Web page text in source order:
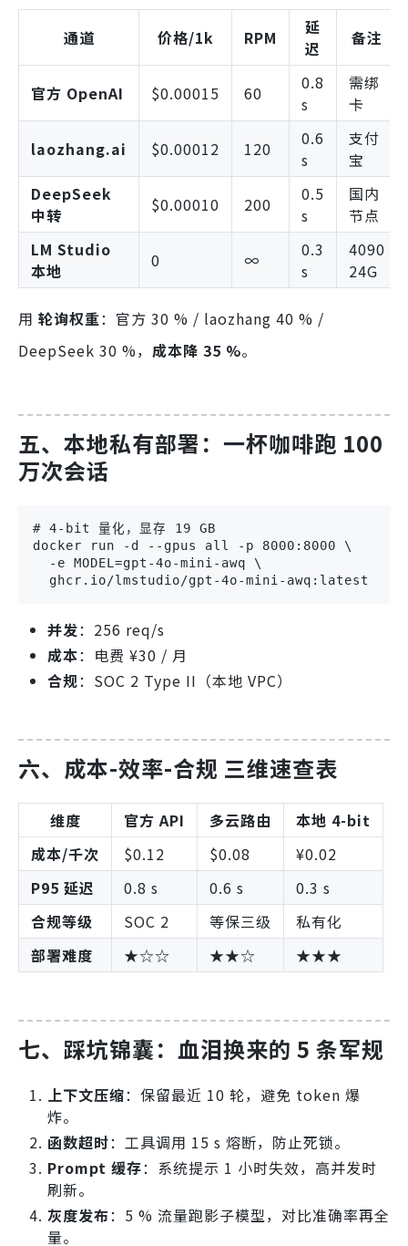
通道 价格/1k RPM
延
迟
备注
官方 OpenAI $0.00015 60
0.8
s
需绑
卡
laozhang.ai $0.00012 120
0.6
s
支付
宝
DeepSeek
中转
$0.00010 200
0.5
s
国内
节点
LM Studio
本地
0 ∞
0.3
s
4090
24G
用 轮询权重：官方 30 % / laozhang 40 % /
DeepSeek 30 %， 成本降 35 %。
五、本地私有部署：一杯咖啡跑 100
万次会话
# 4-bit 量化，显存 19 GB
docker run -d --gpus all -p 8000:8000 \
  -e MODEL=gpt-4o-mini-awq \
  ghcr.io/lmstudio/gpt-4o-mini-awq:latest
并发：256 req/s
成本：电费 ¥30 / 月
合规：SOC 2 Type II（本地 VPC）
六、成本-效率-合规 三维速查表
维度 官方 API 多云路由
本地 4-bit
成本/千次
$0.12 $0.08
¥0.02
P95 延迟
0.8 s 0.6 s
0.3 s
合规等级
SOC 2 等保三级
私有化
部署难度
★☆☆ ★★☆ ★★★
七、踩坑锦囊：血泪换来的 5 条军规
上下文压缩：保留最近 10 轮，避免 token 爆
炸。
函数超时：工具调用 15 s 熔断，防止死锁。
Prompt 缓存：系统提示 1 小时失效，高并发时
刷新。
灰度发布：5 % 流量跑影子模型，对比准确率再全
量。